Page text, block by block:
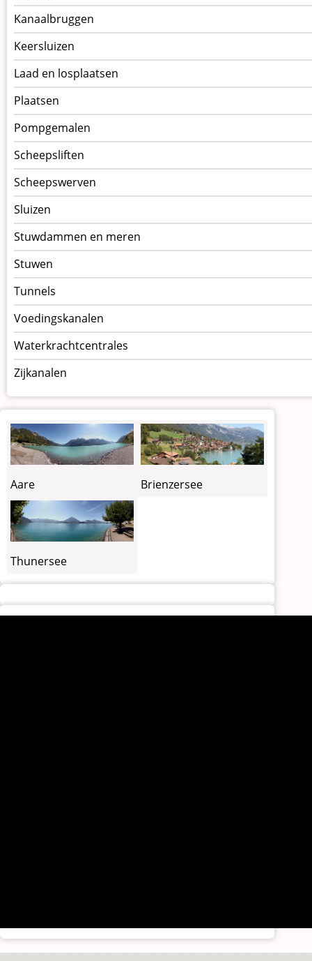
Kanaalbruggen
Keersluizen
Laad en losplaatsen
Plaatsen
Pompgemalen
Scheepsliften
Scheepswerven
Sluizen
Stuwdammen en meren
Stuwen
Tunnels
Voedingskanalen
Waterkrachtcentrales
Zijkanalen
Aare Brienzersee
Thunersee